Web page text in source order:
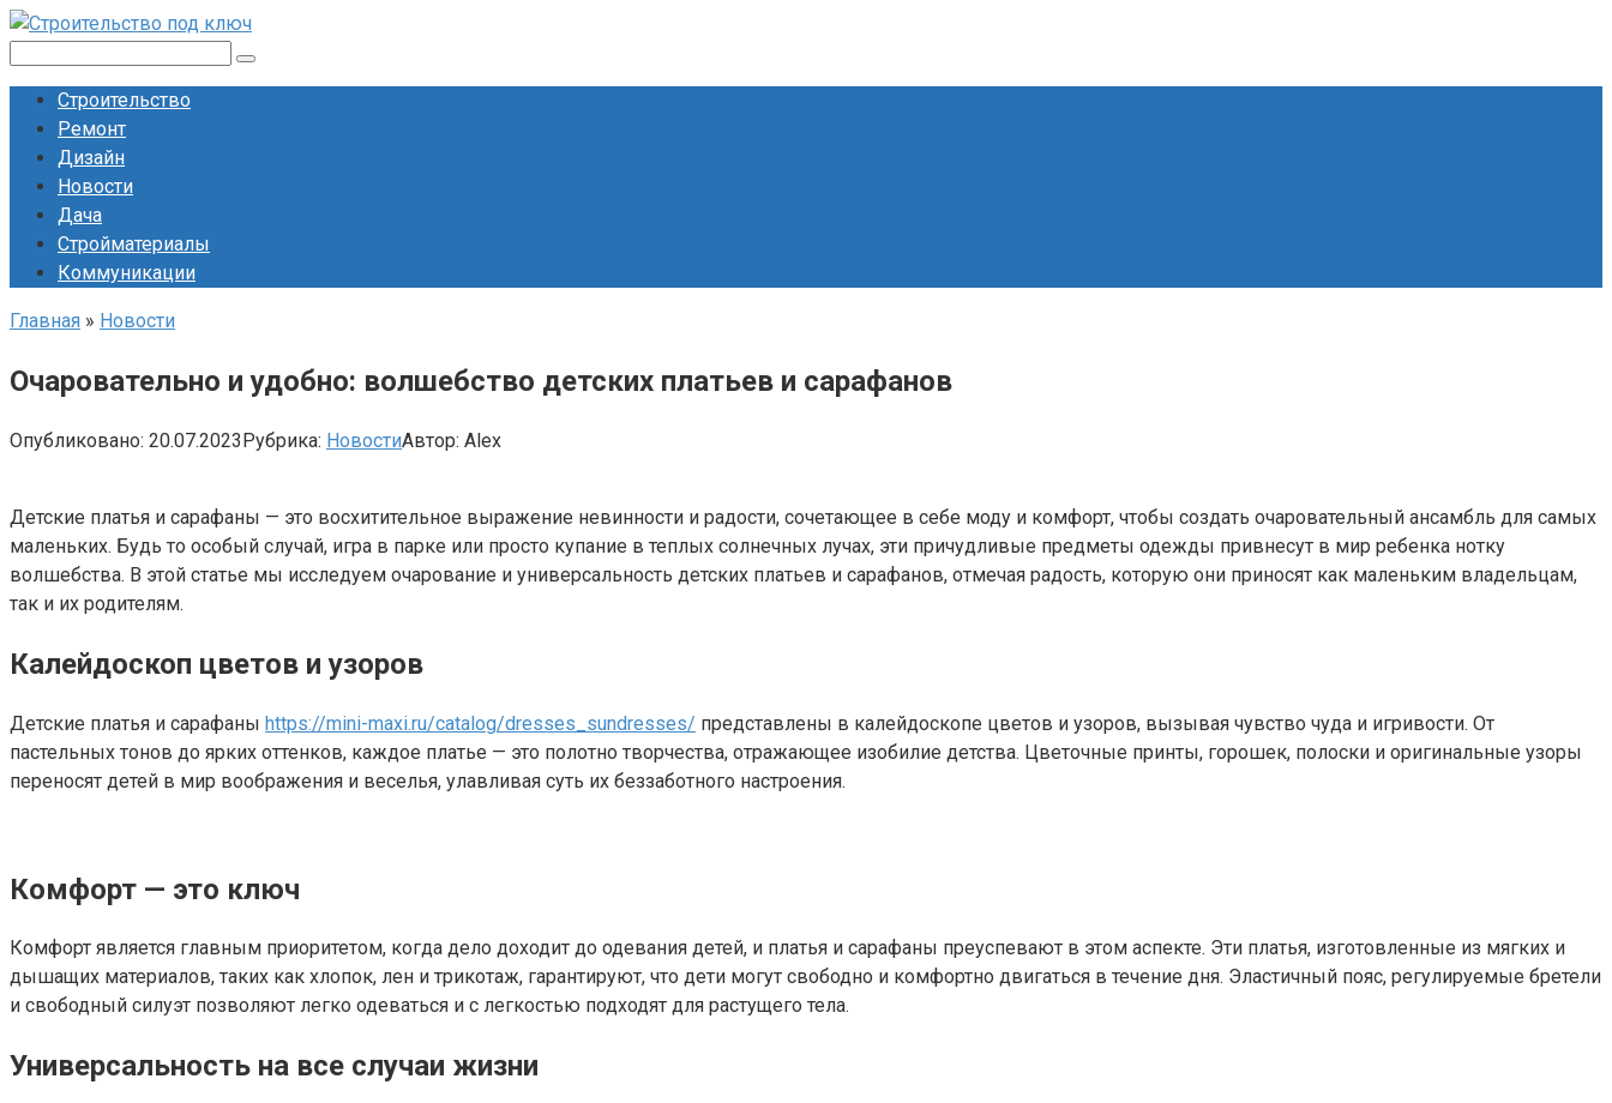
Перейти
Строительство
Ремонт
Дизайн
Новости
Дача
Стройматериалы
Коммуникации
Главная » Новости
Очаровательно и удобно: волшебство детских платьев и сарафанов
Опубликовано: 20.07.2023Рубрика: НовостиАвтор: Alex
Детские платья и сарафаны — это восхитительное выражение невинности и радости, сочетающее в себе моду и комфорт, чтобы создать очаровательный ансамбль для самых
маленьких. Будь то особый случай, игра в парке или просто купание в теплых солнечных лучах, эти причудливые предметы одежды привнесут в мир ребенка нотку
волшебства. В этой статье мы исследуем очарование и универсальность детских платьев и сарафанов, отмечая радость, которую они приносят как маленьким владельцам,
так и их родителям.
Калейдоскоп цветов и узоров
Детские платья и сарафаны https://mini-maxi.ru/catalog/dresses_sundresses/ представлены в калейдоскопе цветов и узоров, вызывая чувство чуда и игривости. От
пастельных тонов до ярких оттенков, каждое платье — это полотно творчества, отражающее изобилие детства. Цветочные принты, горошек, полоски и оригинальные узоры
переносят детей в мир воображения и веселья, улавливая суть их беззаботного настроения.
Комфорт — это ключ
Комфорт является главным приоритетом, когда дело доходит до одевания детей, и платья и сарафаны преуспевают в этом аспекте. Эти платья, изготовленные из мягких и
дышащих материалов, таких как хлопок, лен и трикотаж, гарантируют, что дети могут свободно и комфортно двигаться в течение дня. Эластичный пояс, регулируемые бретели
и свободный силуэт позволяют легко одеваться и с легкостью подходят для растущего тела.
Универсальность на все случаи жизни